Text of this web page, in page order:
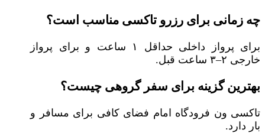
چه زمانی برای رزرو تاکسی مناسب است؟
برای پرواز داخلی حداقل ۱ ساعت و برای پرواز
خارجی ۲–۳ ساعت قبل.
بهترین گزینه برای سفر گروهی چیست؟
تاکسی ون فرودگاه امام فضای کافی برای مسافر و
بار دارد.